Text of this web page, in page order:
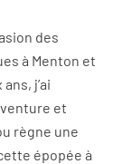
des
à Menton et
j’ai
et
règne une
épopée à